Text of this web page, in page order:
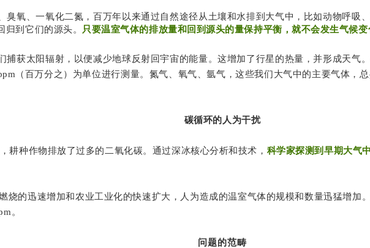
臭氧、一氧化二氮，百万年以来通过自然途径从土壤和水排到大气中，比如动物呼吸
到它们的源头。
只要温室气体的排放量和回到源头的量保持平衡，就不会发生气候变
捕获太阳辐射，以便减少地球反射回宇宙的能量。这增加了行星的热量，并形成天气
（百万分之）为单位进行测量。氮气、氧气、氩气，这些我们大气中的主要气体，
碳循环的人为干扰
耕种作物排放了过多的二氧化碳。通过深冰核心分析和技术， 科学家探测到早期大气
烧的迅速增加和农业工业化的快速扩大，人为造成的温室气体的规模和数量迅猛增加。
。
问题的范畴